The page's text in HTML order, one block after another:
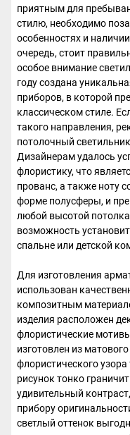
приятным для
стилю, необходимо
особенностях и
очередь, стоит
особое внимание
году создана
приборов, в которой
классическом стиле.
такого направления,
потолочный
Дизайнерам удалось
флористику, что
прованс, а также ноту
форме полусферы, и
любой высотой
возможность
спальне или детской
Для изготовления
использован
композитным
изделия расположен
флористические
изготовлен из
флористического
рисунок тонко
удивительный
прибору
светлый оттенок